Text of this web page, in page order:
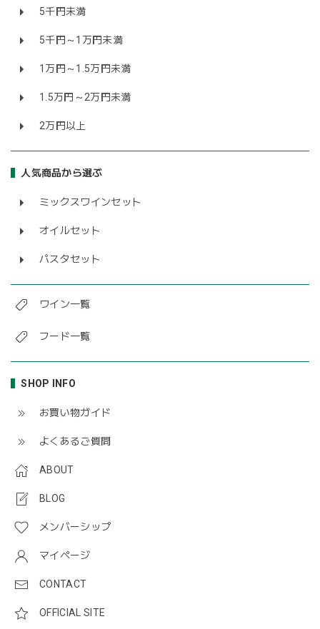
5千円未満
5千円～1万円未満
1万円～1.5万円未満
1.5万円～2万円未満
2万円以上
人気商品から選ぶ
ミックスワインセット
オイルセット
パスタセット
ワイン一覧
フード一覧
SHOP INFO
お買い物ガイド
よくあるご質問
ABOUT
BLOG
メンバーシップ
マイページ
CONTACT
OFFICIAL SITE